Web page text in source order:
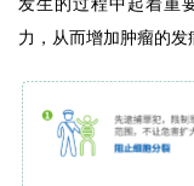
力，从而增加肿瘤的发